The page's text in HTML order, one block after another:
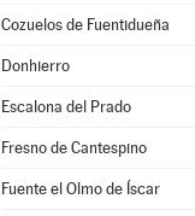
Cozuelos de Fuentidueña
Donhierro
Escalona del Prado
Fresno de Cantespino
Fuente el Olmo de Íscar